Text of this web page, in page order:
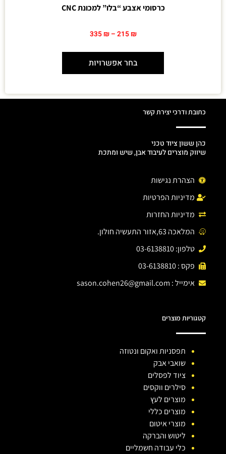
כרסומי אצבע “בלו” למכונת CNC
215 ₪
–
335 ₪
בחר אפשרויות
כתובת ודרכי יצירת קשר
כהן ששון ציוד טכני
שיווק מוצרים לעיבוד אבן, שיש ומתכת
הצהרת נגישות
מדיניות הפרטיות
מדיניות החזרות
המלאכה 63,אזור התעשיה חולון.
טלפון: 03-6138810
פקס : 03-6138810
אימייל : sason.cohen26@gmail.com
קטגוריות מוצרים
תפסניות ואקום ונטוזה
שואבי אבק
ציוד לפסלים
סילרים ווקסים
מוצרים לעץ
מוצרים כללי
מוצרי איטום
ליטוש והברקה
כלי עבודה חשמליים